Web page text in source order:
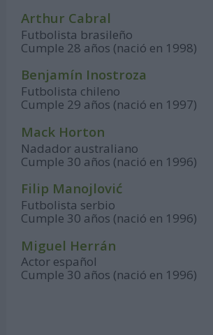
Arthur Cabral
Futbolista brasileño
Cumple 28 años (nació en 1998)
Benjamín Inostroza
Futbolista chileno
Cumple 29 años (nació en 1997)
Mack Horton
Nadador australiano
Cumple 30 años (nació en 1996)
Filip Manojlović
Futbolista serbio
Cumple 30 años (nació en 1996)
Miguel Herrán
Actor español
Cumple 30 años (nació en 1996)